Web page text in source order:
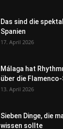
Das sind die
Spanien
17. April 2026
Málaga hat
über die
13. April 2026
Sieben Dinge, die
wissen sollte